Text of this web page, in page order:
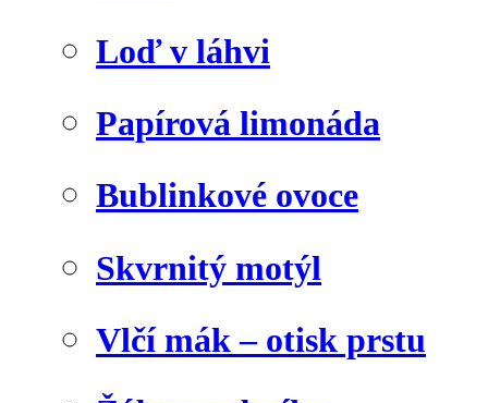
Loď v láhvi
Papírová limonáda
Bublinkové ovoce
Skvrnitý motýl
Vlčí mák – otisk prstu